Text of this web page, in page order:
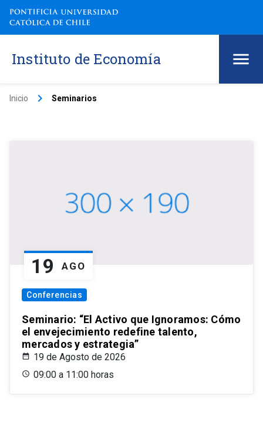
Instituto de Economía
Inicio keyboard_arrow_right Seminarios
19 AGO
Conferencias
Seminario: “El Activo que Ignoramos: Cómo
el envejecimiento redefine talento,
mercados y estrategia”
19 de Agosto de 2026
09:00 a 11:00 horas